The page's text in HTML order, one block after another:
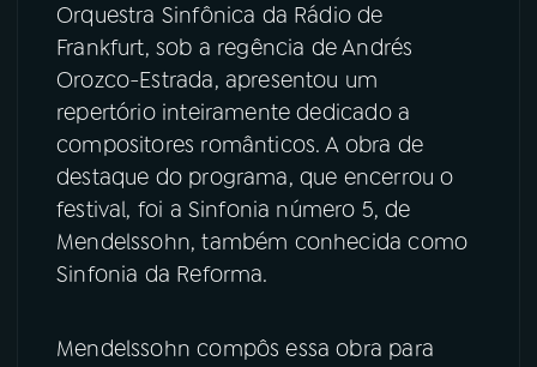
Orquestra Sinfônica da Rádio de
Frankfurt, sob a regência de Andrés
Orozco-Estrada, apresentou um
repertório inteiramente dedicado a
compositores românticos. A obra de
destaque do programa, que encerrou o
festival, foi a Sinfonia número 5, de
Mendelssohn, também conhecida como
Sinfonia da Reforma.
Mendelssohn compôs essa obra para